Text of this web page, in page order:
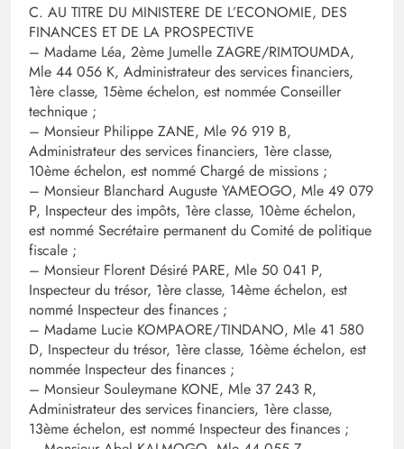
C. AU TITRE DU MINISTERE DE L’ECONOMIE, DES
FINANCES ET DE LA PROSPECTIVE
– Madame Léa, 2ème Jumelle ZAGRE/RIMTOUMDA,
Mle 44 056 K, Administrateur des services financiers,
1ère classe, 15ème échelon, est nommée Conseiller
technique ;
– Monsieur Philippe ZANE, Mle 96 919 B,
Administrateur des services financiers, 1ère classe,
10ème échelon, est nommé Chargé de missions ;
– Monsieur Blanchard Auguste YAMEOGO, Mle 49 079
P, Inspecteur des impôts, 1ère classe, 10ème échelon,
est nommé Secrétaire permanent du Comité de politique
fiscale ;
– Monsieur Florent Désiré PARE, Mle 50 041 P,
Inspecteur du trésor, 1ère classe, 14ème échelon, est
nommé Inspecteur des finances ;
– Madame Lucie KOMPAORE/TINDANO, Mle 41 580
D, Inspecteur du trésor, 1ère classe, 16ème échelon, est
nommée Inspecteur des finances ;
– Monsieur Souleymane KONE, Mle 37 243 R,
Administrateur des services financiers, 1ère classe,
13ème échelon, est nommé Inspecteur des finances ;